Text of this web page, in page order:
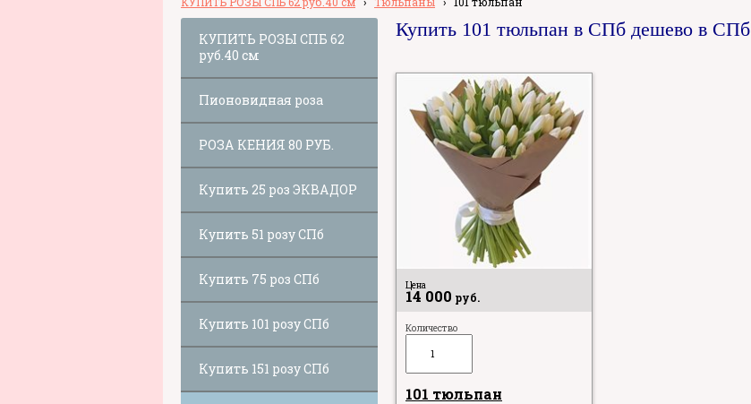
КУПИТЬ РОЗЫ СПБ 62
руб.40 см
Пионовидная роза
РОЗА КЕНИЯ 80 РУБ.
Купить 25 роз ЭКВАДОР
Купить 51 розу СПб
Купить 75 роз СПб
Купить 101 розу СПб
Купить 151 розу СПб
Купить 101 тюльпан в СПб дешево в СПб
Цена
14 000 руб.
Количество
101 тюльпан